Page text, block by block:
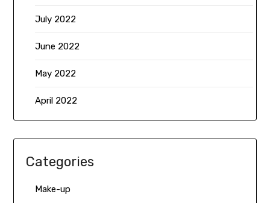
July 2022
June 2022
May 2022
April 2022
Categories
Make-up